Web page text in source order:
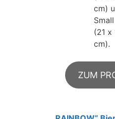
cm)
Small
(21 x
cm).
ZUM